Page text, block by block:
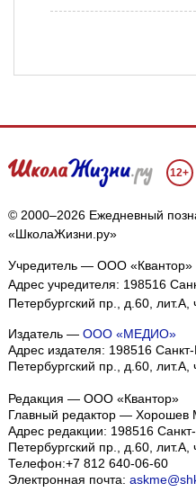
12+
© 2000–2026 Ежедневный
«ШколаЖизни.ру»
Учредитель — ООО «Квантор»
Адрес учредителя: 198516
Петербургский пр., д.60,
Издатель — ООО «МЕДИО»
Адрес издателя: 198516
Петербургский пр., д.60,
Редакция — ООО «Квантор»
Главный редактор — Хорошев
Адрес редакции: 198516
Петербургский пр., д.60,
Телефон:+7 812 640-06-60
Электронная почта: